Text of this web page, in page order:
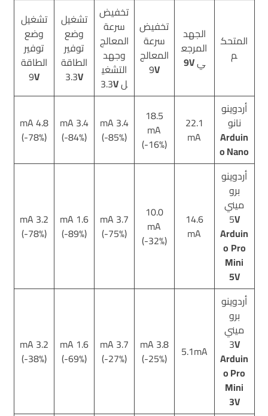
المتحك
م
الجهد
المرجع
ي9V
تخفيض
سرعة
المعالج
9V
تخفيض
سرعة
المعالج
وجهد
التشغي
ل 3.3V
تشغيل
وضع
توفير
الطاقة
3.3V
تشغيل
وضع
توفير
الطاقة
9V
أردوينو
نانو
Arduin
o Nano
22.1
mA
18.5
mA
(-16%)
3.4 mA
(-85%)
3.4 mA
(-84%)
4.8 mA
(-78%)
أردوينو
برو
ميني
5V
Arduin
o Pro
Mini
5V
14.6
mA
10.0
mA
(-32%)
3.7 mA
(-75%)
1.6 mA
(-89%)
3.2 mA
(-78%)
أردوينو
برو
ميني
3V
Arduin
o Pro
Mini
3V
5.1mA
3.8 mA
(-25%)
3.7 mA
(-27%)
1.6 mA
(-69%)
3.2 mA
(-38%)